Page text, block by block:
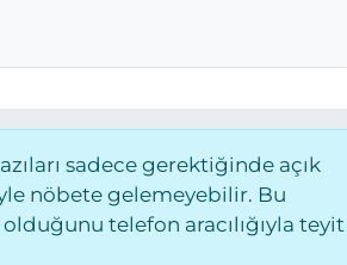
sadece gerektiğinde açık
nöbete gelemeyebilir. Bu
telefon aracılığıyla teyit